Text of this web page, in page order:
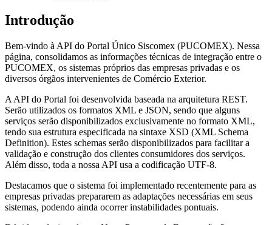
Introdução
Bem-vindo à API do Portal Único Siscomex (PUCOMEX). Nessa
página, consolidamos as informações técnicas de integração entre o
PUCOMEX, os sistemas próprios das empresas privadas e os
diversos órgãos intervenientes de Comércio Exterior.
A API do Portal foi desenvolvida baseada na arquitetura REST.
Serão utilizados os formatos XML e JSON, sendo que alguns
serviços serão disponibilizados exclusivamente no formato XML,
tendo sua estrutura especificada na sintaxe XSD (XML Schema
Definition). Estes schemas serão disponibilizados para facilitar a
validação e construção dos clientes consumidores dos serviços.
Além disso, toda a nossa API usa a codificação UTF-8.
Destacamos que o sistema foi implementado recentemente para as
empresas privadas prepararem as adaptações necessárias em seus
sistemas, podendo ainda ocorrer instabilidades pontuais.